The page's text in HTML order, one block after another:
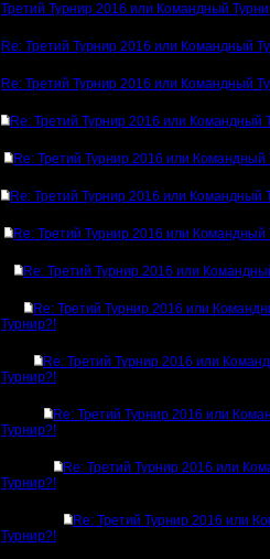
Третий Турнир 2016 или Командный
Re: Третий Турнир 2016 или Командный
Re: Третий Турнир 2016 или Командный
Re: Третий Турнир 2016 или Командный
Re: Третий Турнир 2016 или Командный
Re: Третий Турнир 2016 или Командный
Re: Третий Турнир 2016 или Командный
Re: Третий Турнир 2016 или
Re: Третий Турнир 2016 или
Турнир?!
Re: Третий Турнир 2016 или
Турнир?!
Re: Третий Турнир 2016 или
Турнир?!
Re: Третий Турнир 2016 или
Турнир?!
Re: Третий Турнир 2016 или
Турнир?!